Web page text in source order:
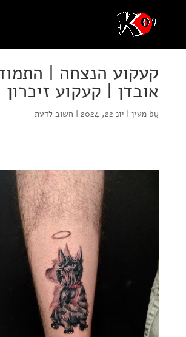
קעקוע הנצחה |
אובדן | קעקוע זיכרון
by מעין| יונ 22, 2024 | חשוב לדעת